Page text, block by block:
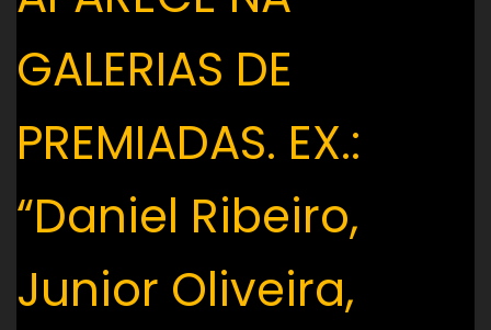
GALERIAS DE
PREMIADAS. EX.:
“Daniel Ribeiro,
Junior Oliveira,